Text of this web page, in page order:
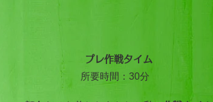
プレ​作戦タイム
所要時間：30分